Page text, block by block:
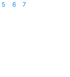
5 6 7